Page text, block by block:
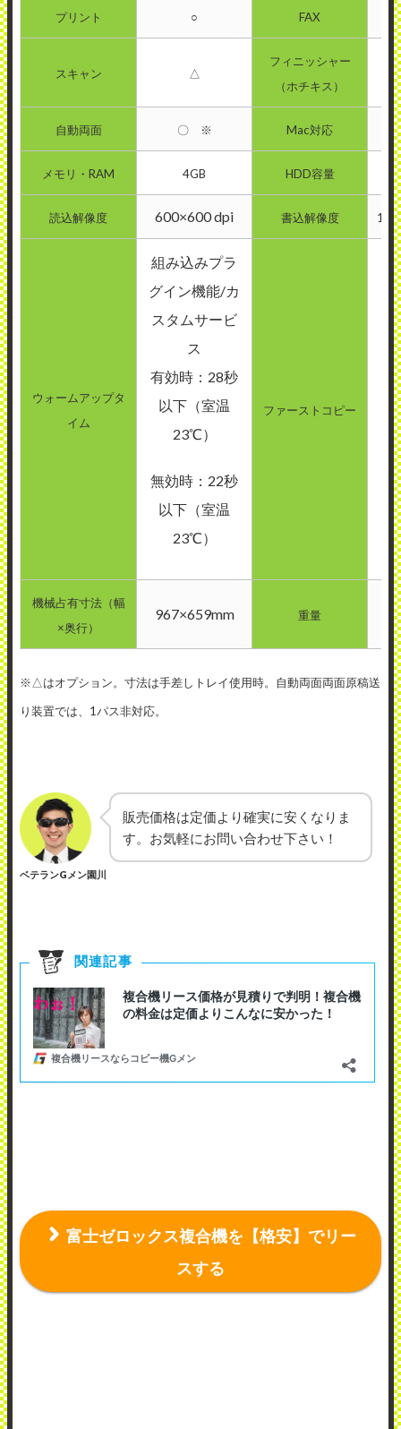
プリント ○ FAX
スキャン △
フィニッシャー
（ホチキス）
自動両面 〇 ※ Mac対応
メモリ・RAM 4GB HDD容量
読込解像度 600×600 dpi 書込解像度
ウォームアップタ
イム
組み込みプラ
グイン機能/カ
スタムサービ
ス
有効時：28秒
以下（室温
23℃）
無効時：22秒
以下（室温
23℃）
ファーストコピー
機械占有寸法（幅
×奥行）
967×659mm 重量
※△はオプション。寸法は手差しトレイ使用時。自動両面両面原稿送
り装置では、1パス非対応。
ベテランGメン園川
販売価格は定価より確実に安くなりま
す。お気軽にお問い合わせ下さい！
富士ゼロックス複合機を【格安】でリー
スする